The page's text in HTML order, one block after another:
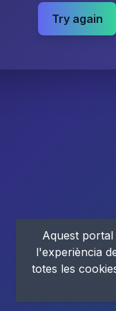
Try again
Aquest
l'experiència
totes les